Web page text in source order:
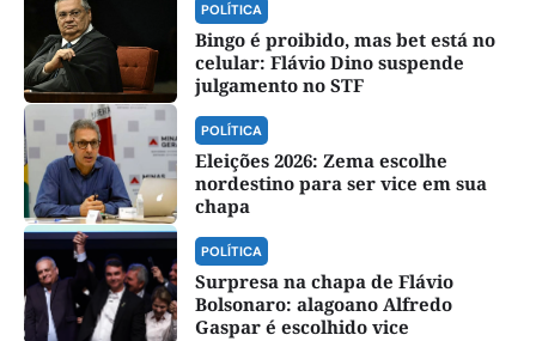
POLÍTICA
Bingo é proibido, mas bet está no
celular: Flávio Dino suspende
julgamento no STF
POLÍTICA
Eleições 2026: Zema escolhe
nordestino para ser vice em sua
chapa
POLÍTICA
Surpresa na chapa de Flávio
Bolsonaro: alagoano Alfredo
Gaspar é escolhido vice